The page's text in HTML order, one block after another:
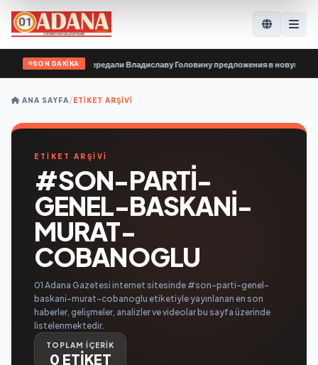
SON DAKİKA
организации передали Владиславу Головину предложения в новую
ANA SAYFA/ETIKET ARŞIVI
ETİKET ARŞİVİ
#SON-PARTI-
GENEL-BASKANI-
MURAT-
COBANOGLU
01 Adana Gazetesi internet sitesinde #son-parti-genel-
baskani-murat-cobanoglu etiketiyle yayınlanan en son
haberler, gelişmeler, analizler ve videolar bu sayfa üzerinde
listelenmektedir.
TOPLAM İÇERİK
0 ETİKET